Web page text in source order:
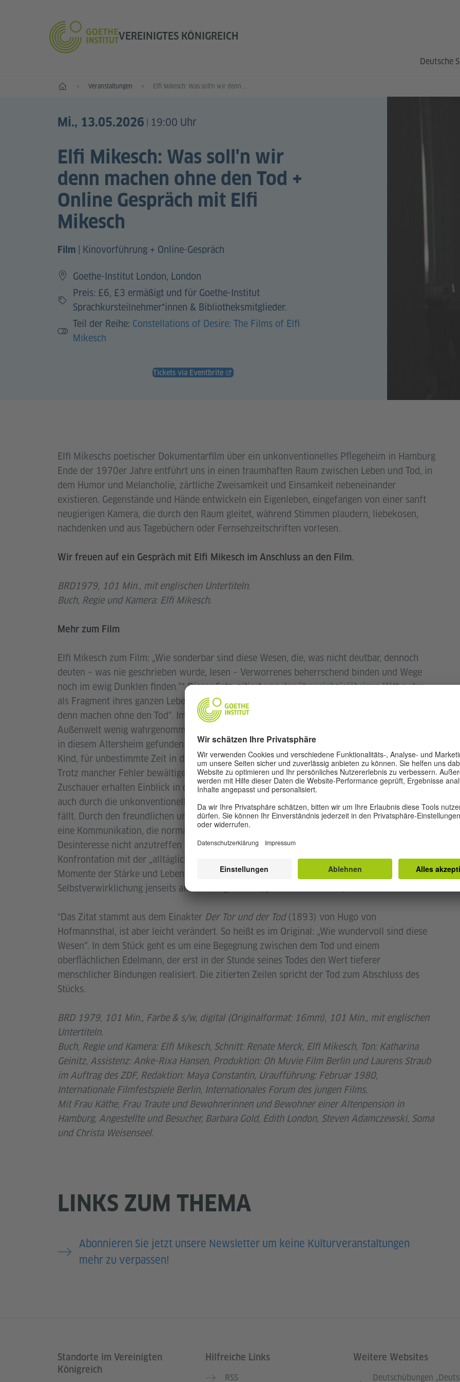
VEREINIGTES KÖNIGREICH
Deutsche
Start Veranstaltungen Elfi Mikesch: Was soll'n wir denn machen ohne den Tod + Online Gespräch mit Elfi Mikesch
Mi., 13.05.2026 19:00 Uhr
Elfi Mikesch: Was soll'n wir
denn machen ohne den Tod +
Online Gespräch mit Elfi
Mikesch
Film Kinovorführung + Online-Gespräch
Goethe-Institut London, London
Preis
Preis: £6, £3 ermäßigt und für Goethe-Institut
Sprachkursteilnehmer*innen & Bibliotheksmitglieder.
Teil der Reihe: Constellations of Desire: The Films of Elfi
Mikesch
Tickets via Eventbrite
Elfi Mikeschs poetischer Dokumentarfilm über ein unkonventionelles Pflegeheim in Hamburg
Ende der 1970er Jahre entführt uns in einen traumhaften Raum zwischen Leben und Tod, in
dem Humor und Melancholie, zärtliche Zweisamkeit und Einsamkeit nebeneinander
existieren. Gegenstände und Hände entwickeln ein Eigenleben, eingefangen von einer sanft
neugierigen Kamera, die durch den Raum gleitet, während Stimmen plaudern, liebekosen,
nachdenken und aus Tagebüchern oder Fernsehzeitschriften vorlesen.
Wir freuen auf ein Gespräch mit Elfi Mikesch im Anschluss an den Film.
BRD1979, 101 Min., mit englischen Untertiteln.
Buch, Regie und Kamera: Elfi Mikesch.
Mehr zum Film
Elfi Mikesch zum Film: „Wie sonderbar sind diese Wesen, die, was nicht deutbar, dennoch
deuten – was nie geschrieben wurde, lesen – Verworrenes beherrschend binden und Wege
noch im ewig Dunklen finden.“* Dieser Satz, zitiert von der über siebzigjährigen Käthe, der
als Fragment ihres ganzen Lebens auftaucht, ist auch der Leitsatz des Films „Was soll’n wir
denn machen ohne den Tod“. Im Film wird von Geschichten alter Leute erzählt, die von der
Außenwelt wenig wahrgenommen werden. Auch die Geschichte zweier alter Frauen, die sich
in diesem Altersheim gefunden haben. Dazu kommt ein junges Paar, Barbara, Steven und ein
Kind, für unbestimmte Zeit in dieses Altenhotel in Hamburg, um die Pensionäre zu betreuen.
Trotz mancher Fehler bewältigen sie ihre Aufgabe mit viel Herzlichkeit und Witz. Die
Zuschauer erhalten Einblick in den üblichen Tagesablauf eines Altenheims, der allerdings
auch durch die unkonventionelle Unterstützung der Leiterin aus dem Rahmen des Normalen
fällt. Durch den freundlichen und zärtlichen Umgang der „Neuen“ mit den „Alten“ beginnt
eine Kommunikation, die normalerweise in Heimen wegen Personalmangels oder
Desinteresse nicht anzutreffen ist. Im Film hat die Melancholie, ausgelöst durch die
Konfrontation mit der „alltäglichen“ Hinfälligkeit, den gleichen Stellenwert, wie die klaren
Momente der Stärke und Lebensfreude. Ein Plädoyer für die Möglichkeiten individueller
Selbstverwirklichung jenseits aller Altersgrenzen. (Quelle: Elfi Mikesch)
*Das Zitat stammt aus dem Einakter Der Tor und der Tod(1893) von Hugo von
Hofmannsthal, ist aber leicht verändert. So heißt es im Original: „Wie wundervoll sind diese
Wesen“. In dem Stück geht es um eine Begegnung zwischen dem Tod und einem
oberflächlichen Edelmann, der erst in der Stunde seines Todes den Wert tieferer
menschlicher Bindungen realisiert. Die zitierten Zeilen spricht der Tod zum Abschluss des
Stücks.
BRD 1979, 101 Min., Farbe & s/w, digital (Originalformat: 16mm), 101 Min., mit englischen
Untertiteln.
Buch, Regie und Kamera: Elfi Mikesch, Schnitt: Renate Merck, Elfi Mikesch, Ton: Katharina
Geinitz, Assistenz: Anke-Rixa Hansen, Produktion: Oh Muvie Film Berlin und Laurens Straub
im Auftrag des ZDF, Redaktion: Maya Constantin, Uraufführung: Februar 1980,
Internationale Filmfestspiele Berlin, Internationales Forum des jungen Films.
Mit Frau Käthe, Frau Traute und Bewohnerinnen und Bewohner einer Altenpension in
Hamburg, Angestellte und Besucher, Barbara Gold, Edith London, Steven Adamczewski, Soma
und Christa Weisenseel.
LINKS ZUM THEMA
Abonnieren Sie jetzt unsere Newsletter um keine Kulturveranstaltungen
mehr zu verpassen!
Service- und Informationsbereich
Standorte im Vereinigten
Königreich
Hilfreiche Links
RSS
Weitere Websites
Deutschübungen